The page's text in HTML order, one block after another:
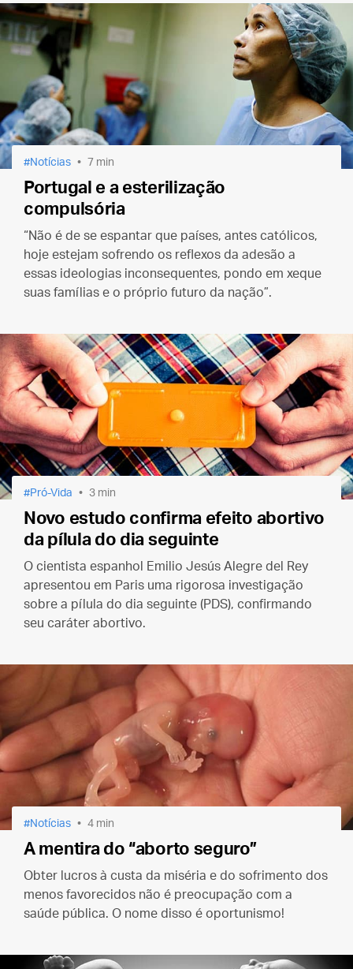
Notícias 7 min
Portugal e a esterilização
compulsória
“Não é de se espantar que países, antes católicos,
hoje estejam sofrendo os reflexos da adesão a
essas ideologias inconsequentes, pondo em xeque
suas famílias e o próprio futuro da nação”.
Pró-Vida 3 min
Novo estudo confirma efeito abortivo
da pílula do dia seguinte
O cientista espanhol Emilio Jesús Alegre del Rey
apresentou em Paris uma rigorosa investigação
sobre a pílula do dia seguinte (PDS), confirmando
seu caráter abortivo.
Notícias 4 min
A mentira do “aborto seguro”
Obter lucros à custa da miséria e do sofrimento dos
menos favorecidos não é preocupação com a
saúde pública. O nome disso é oportunismo!